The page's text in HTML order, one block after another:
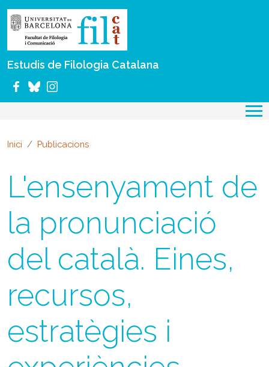
Estudis de Filologia Catalana
Inici Publicacions
L'ensenyament de
la pronunciació
del català. Eines,
recursos,
estratègies i